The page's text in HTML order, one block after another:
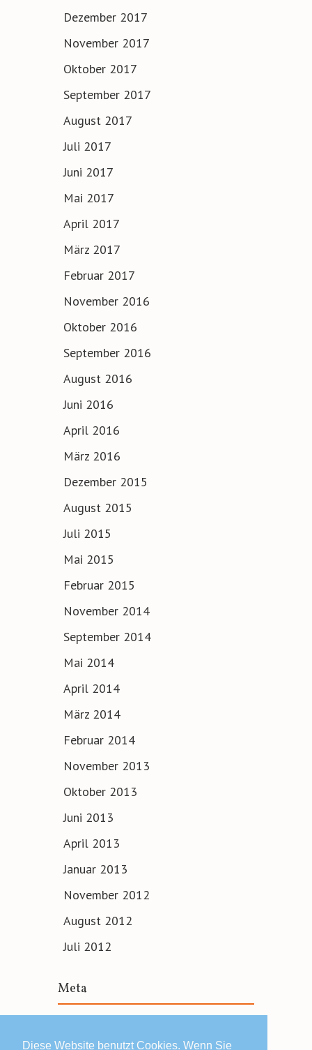
Diese Website benutzt Cookies. Wenn Sie
Dezember 2017
November 2017
Oktober 2017
September 2017
August 2017
Juli 2017
Juni 2017
Mai 2017
April 2017
März 2017
Februar 2017
November 2016
Oktober 2016
September 2016
August 2016
Juni 2016
April 2016
März 2016
Dezember 2015
August 2015
Juli 2015
Mai 2015
Februar 2015
November 2014
September 2014
Mai 2014
April 2014
März 2014
Februar 2014
November 2013
Oktober 2013
Juni 2013
April 2013
Januar 2013
November 2012
August 2012
Juli 2012
Meta